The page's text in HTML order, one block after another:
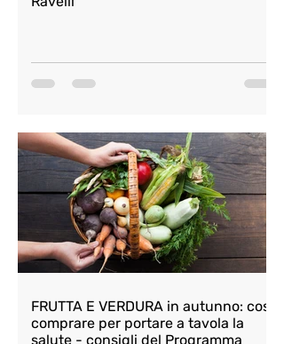
FRUTTA E VERDURA in autunno: cosa
comprare per portare a tavola la
salute - consigli del Programma